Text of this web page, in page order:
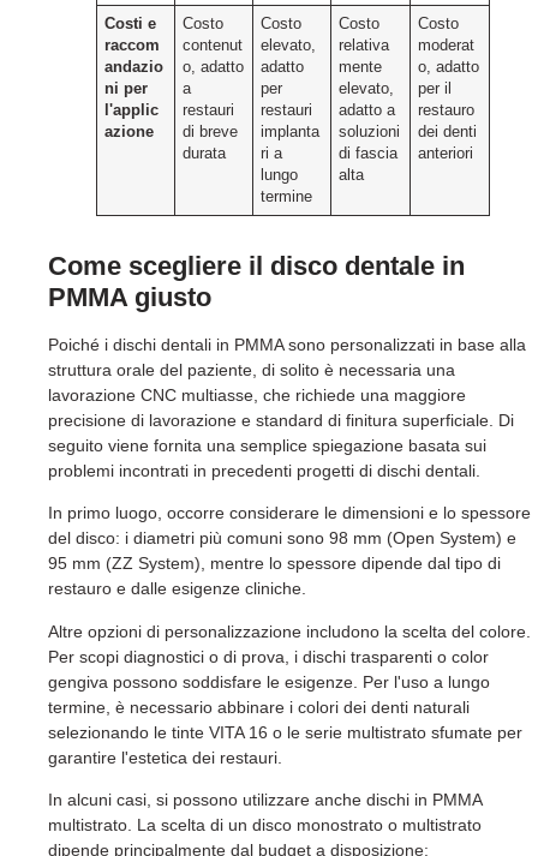
Costi e
raccom
andazio
ni per
l'applic
azione
Costo
contenut
o, adatto
a
restauri
di breve
durata
Costo
elevato,
adatto
per
restauri
implanta
ri a
lungo
termine
Costo
relativa
mente
elevato,
adatto a
soluzioni
di fascia
alta
Costo
moderat
o, adatto
per il
restauro
dei denti
anteriori
Come scegliere il disco dentale in
PMMA giusto
Poiché i dischi dentali in PMMA sono personalizzati in base alla
struttura orale del paziente, di solito è necessaria una
lavorazione CNC multiasse, che richiede una maggiore
precisione di lavorazione e standard di finitura superficiale. Di
seguito viene fornita una semplice spiegazione basata sui
problemi incontrati in precedenti progetti di dischi dentali.
In primo luogo, occorre considerare le dimensioni e lo spessore
del disco: i diametri più comuni sono 98 mm (Open System) e
95 mm (ZZ System), mentre lo spessore dipende dal tipo di
restauro e dalle esigenze cliniche.
Altre opzioni di personalizzazione includono la scelta del colore.
Per scopi diagnostici o di prova, i dischi trasparenti o color
gengiva possono soddisfare le esigenze. Per l'uso a lungo
termine, è necessario abbinare i colori dei denti naturali
selezionando le tinte VITA 16 o le serie multistrato sfumate per
garantire l'estetica dei restauri.
In alcuni casi, si possono utilizzare anche dischi in PMMA
multistrato. La scelta di un disco monostrato o multistrato
dipende principalmente dal budget a disposizione: